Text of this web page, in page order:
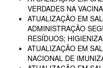
VERDADES NA
ATUALIZAÇÃO EM
ADMINISTRAÇÃO
RESÍDUOS;
ATUALIZAÇÃO EM
NACIONAL DE